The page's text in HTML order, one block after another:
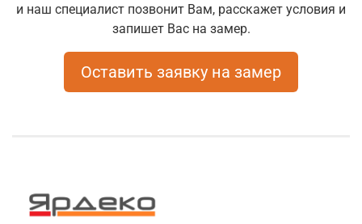
и наш специалист позвонит Вам, расскажет условия и
запишет Вас на замер.
Оставить заявку на замер